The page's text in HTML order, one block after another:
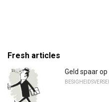
Fresh articles
Geld spaar